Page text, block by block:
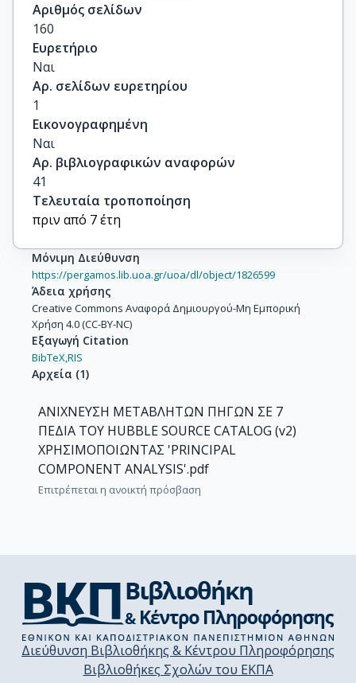
Αριθμός σελίδων
160
Ευρετήριο
Ναι
Αρ. σελίδων ευρετηρίου
1
Εικονογραφημένη
Ναι
Αρ. βιβλιογραφικών αναφορών
41
Τελευταία τροποποίηση
πριν από 7 έτη
Μόνιμη Διεύθυνση
https://pergamos.lib.uoa.gr/uoa/dl/object/1826599
Άδεια χρήσης
Creative Commons Αναφορά Δημιουργού-Μη Εμπορική
Χρήση 4.0 (CC-BY-NC)
Εξαγωγή Citation
BibTeX,RIS
Αρχεία (1)
ΑΝΙΧΝΕΥΣΗ ΜΕΤΑΒΛΗΤΩΝ ΠΗΓΩΝ ΣΕ 7
ΠΕΔΙΑ ΤΟΥ HUBBLE SOURCE CATALOG (v2)
ΧΡΗΣΙΜΟΠΟΙΩΝΤΑΣ 'PRINCIPAL
COMPONENT ANALYSIS'.pdf
Επιτρέπεται η ανοικτή πρόσβαση
Διεύθυνση Βιβλιοθήκης & Κέντρου Πληροφόρησης
Βιβλιοθήκες Σχολών του ΕΚΠΑ